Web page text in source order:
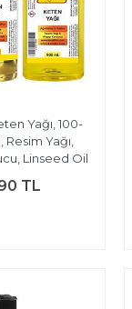
Yağı, 100-
Resim Yağı,
Linseed Oil
TL